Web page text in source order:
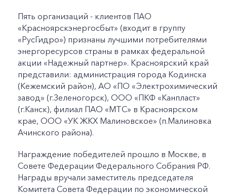
Пять организаций - клиентов ПАО
«Красноярскэнергосбыт» (входит в группу
«РусГидро») признаны лучшими потребителями
энергоресурсов страны в рамках федеральной
акции «Надежный партнер». Красноярский край
представили: администрация города Кодинска
(Кежемский район), АО «ПО «Электрохимический
завод» (г.Зеленогорск), ООО «ПКФ «Канпласт»
(г.Канск), филиал ПАО «МТС» в Красноярском
крае, ООО «УК ЖКХ Малиновское» (п.Малиновка
Ачинского района).
Награждение победителей прошло в Москве, в
Совете Федерации Федерального Собрания РФ.
Награды вручали заместитель председателя
Комитета Совета Федерации по экономической